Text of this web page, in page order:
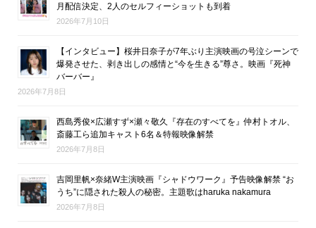
月配信決定、2人のセルフィーショットも到着
2026年7月10日
【インタビュー】桜井日奈子が7年ぶり主演映画の号泣シーンで
爆発させた、剥き出しの感情と“今を生きる”尊さ。映画『死神
バーバー』
2026年7月8日
西島秀俊×広瀬すず×瀬々敬久『存在のすべてを』仲村トオル、
斎藤工ら追加キャスト6名＆特報映像解禁
2026年7月8日
吉岡里帆×奈緒W主演映画『シャドウワーク』予告映像解禁 “お
うち”に隠された殺人の秘密。主題歌はharuka nakamura
2026年7月8日